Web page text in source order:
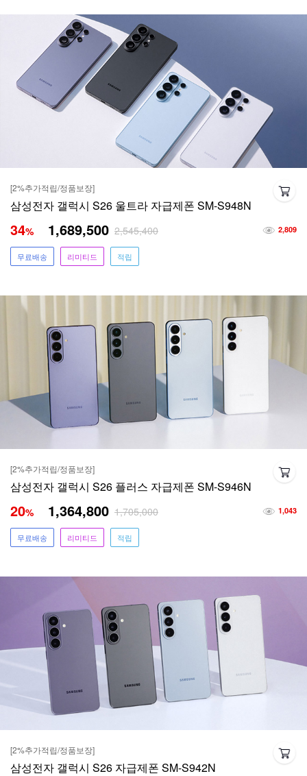
[2%추가적립/정품보장]
삼성전자 갤럭시 S26 울트라 자급제폰 SM-S948N
2,809
34% 1,689,500 2,545,400
무료배송 리미티드 적립
[2%추가적립/정품보장]
삼성전자 갤럭시 S26 플러스 자급제폰 SM-S946N
1,043
20% 1,364,800 1,705,000
무료배송 리미티드 적립
[2%추가적립/정품보장]
삼성전자 갤럭시 S26 자급제폰 SM-S942N